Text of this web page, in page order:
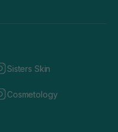
Sisters Skin
Cosmetology